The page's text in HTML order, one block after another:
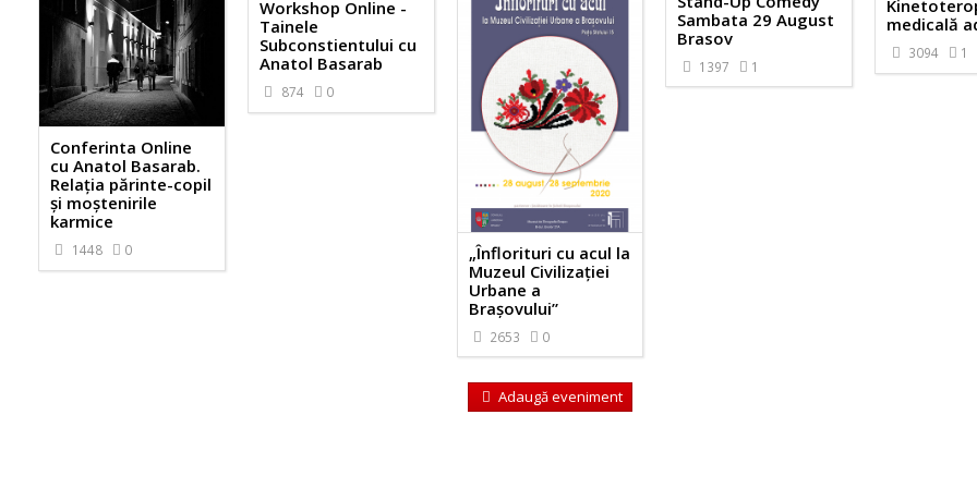
medicală
3094 1
Workshop Online -
Tainele
Subconstientului cu
Anatol Basarab
874 0
Conferinta Online
cu Anatol Basarab.
Relația părinte-copil
și moștenirile
karmice
1448 0
Sambata 29 August
Brasov
1397 1
„Înflorituri cu acul la
Muzeul Civilizației
Urbane a
Brașovului”
2653 0
Adaugă eveniment